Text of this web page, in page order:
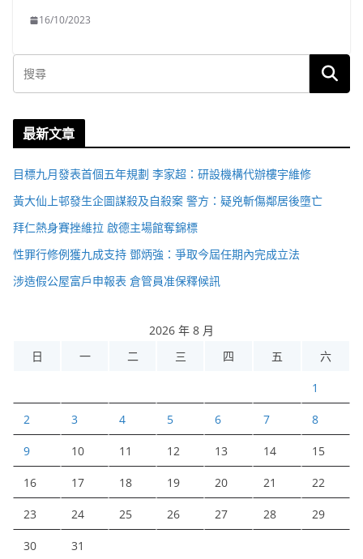
16/10/2023
最新文章
目標九月發表首個五年規劃 李家超：研設機構代辦樓宇維修
黃大仙上邨發生企圖謀殺及自殺案 警方：疑兇斬傷鄰居後墮亡
拜仁熱身賽挫維拉 啟德主場館奪錦標
性罪行修例獲九成支持 鄧炳強：爭取今屆任期內完成立法
涉造假公屋富戶申報表 倉管員准保釋候訊
2026 年 8 月
日
一 二 三 四 五 六
1
2 3 4 5 6 7 8
9 10 11 12 13 14 15
16 17 18 19 20 21 22
23 24 25 26 27 28 29
30 31